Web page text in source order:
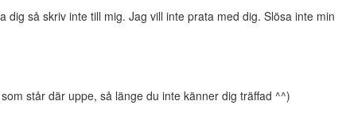
så skriv inte till mig. Jag vill inte prata med dig. Slösa inte min
står där uppe, så länge du inte känner dig träffad ^^)